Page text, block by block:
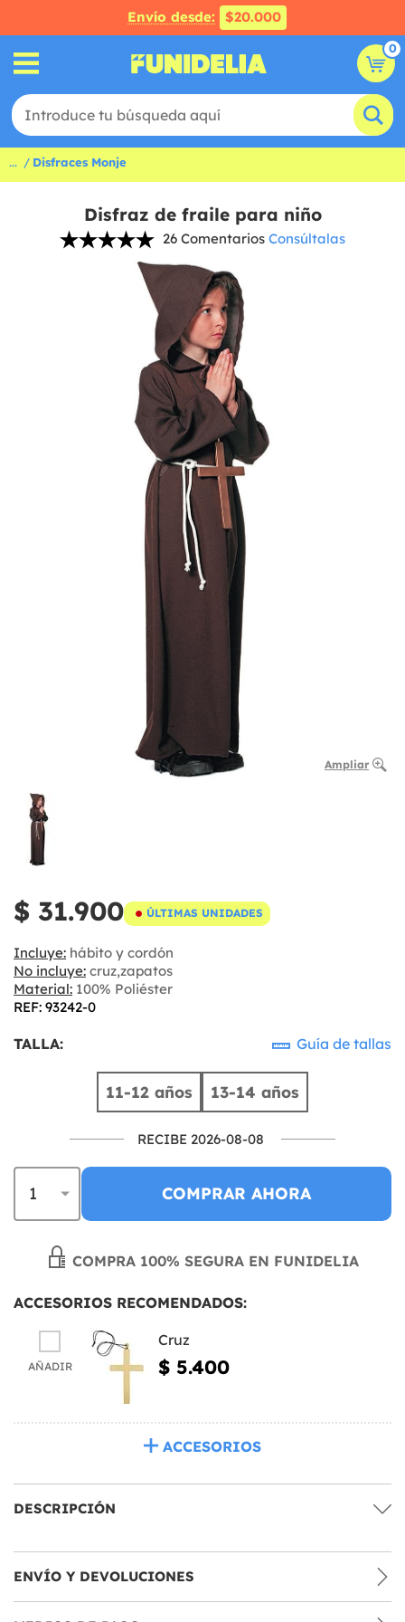
Envío desde: $20.000
0
... Disfraces Monje
Disfraz de fraile para niño
26 Comentarios Consúltalas
Ampliar
$ 31.900 ÚLTIMAS UNIDADES
Incluye: hábito y cordón
No incluye: cruz,zapatos
Material: 100% Poliéster
REF: 93242-0
TALLA: Guía de tallas
11-12 años 13-14 años
RECIBE 2026-08-08
COMPRAR AHORA
COMPRA 100% SEGURA EN FUNIDELIA
ACCESORIOS RECOMENDADOS:
AÑADIR
Cruz
$ 5.400
ACCESORIOS
DESCRIPCIÓN
ENVÍO Y DEVOLUCIONES